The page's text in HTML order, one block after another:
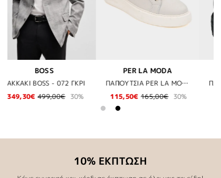
ΠΑΠΟΥΤΣΙΑ PER LA MODA - BEIGE
30%
ΠΛΕΚΤΗ ΕΛΑΣΤΙΚΗ ΖΩΝΗ LEGEND (BIG SIZES) - BLACK
27,99€
69,30€
10% ΕΚΠΤΩΣΗ